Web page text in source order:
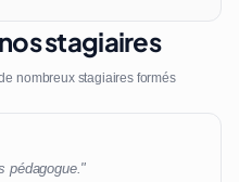
stagiaires
nombreux stagiaires formés
pédagogue."